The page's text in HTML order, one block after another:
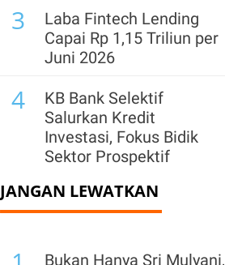
3
Laba Fintech Lending
Capai Rp 1,15 Triliun per
Juni 2026
4
KB Bank Selektif
Salurkan Kredit
Investasi, Fokus Bidik
Sektor Prospektif
5
Cetak Net Buy, Big Banks
Kompak Menghijau di
Pekan Ini
JANGAN LEWATKAN
Bukan Hanya Sri Mulyani,